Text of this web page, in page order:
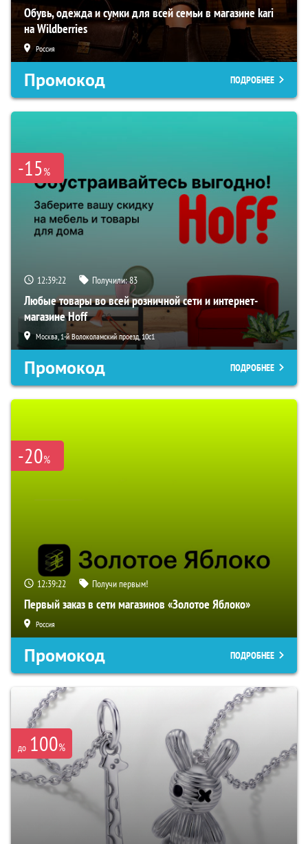
Обувь, одежда и сумки для всей семьи в магазине kari
на Wildberries
Россия
Промокод ПОДРОБНЕЕ
-15%
12:39:21 Получили:83
Любые товары во всей розничной сети и интернет-
магазине Hoff
Москва, 1-й Волоколамский проезд, 10с1
Промокод ПОДРОБНЕЕ
-20%
12:39:21 Получи первым!
Первый заказ в сети магазинов «Золотое Яблоко»
Россия
Промокод ПОДРОБНЕЕ
до 100%